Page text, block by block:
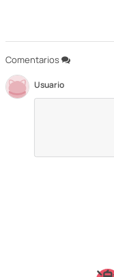
Comentarios
Usuario